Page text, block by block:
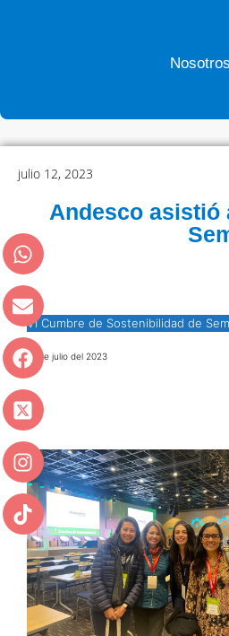
Nosotros
julio 12, 2023
Andesco asistió
VI Cumbre de Sostenibilidad de
12 de julio del 2023